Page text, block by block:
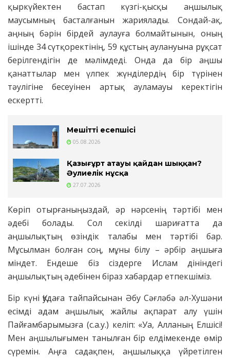
қыркүйектен бастап күзгі-қысқы аңшылық
маусымның басталғанын жариялады. Сондай-ақ,
аңның бәрін бірдей аулауға болмайтынын, оның
ішінде 34 сүтқоректінің, 59 құстың аулануына рұқсат
берілгендігін де мәлімдеді. Онда да бір аңшы
қанаттылар мен үлпек жүнділердің бір түрінен
тәулігіне бесеуінен артық ауламауы керектігін
ескертті.
Мешіттің есепшісі
05.08.2026
Қазығұрт атауы қайдан шыққан?
Әулиелік нұсқа
27.07.2026
Көріп отырғаныңыздай, әр нәрсенің тәртібі мен
әдебі болады. Сол секілді шариғатта да
аңшылықтың өзіндік талабы мен тәртібі бар.
Мұсылман болған соң, мұны білу ­– әрбір аңшыға
міндет. Ендеше біз сіздерге Ислам дініндегі
аңшылықтың әдебінен біраз хабардар етпекшіміз.
Бір күні Қудаға тайпайсынан Әбу Сәғләбә әл-Хушәни
есімді адам аңшылық жайлы ақпарат алу үшін
Пайғамбарымызға (с.а.у.) келіп: «Уа, Алланың Елшісі!
Мен аңшылығымен танылған бір елдімекенде өмір
сүремін. Аңға садақпен, аңшылыққа үйретілген